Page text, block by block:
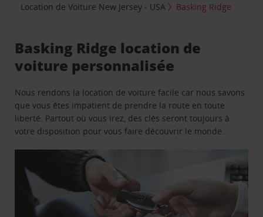
Location de Voiture New Jersey - USA
Basking Ridge
Basking Ridge location de
voiture personnalisée
Nous rendons la location de voiture facile car nous savons
que vous êtes impatient de prendre la route en toute
liberté. Partout où vous irez, des clés seront toujours à
votre disposition pour vous faire découvrir le monde.